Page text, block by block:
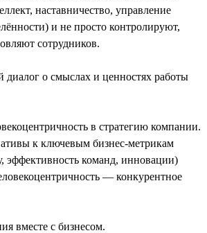
наставничество, управление
и не просто контролируют,
сотрудников.
диалог о смыслах и ценностях работы
в стратегию компании.
к ключевым бизнес-метрикам
эффективность команд, инновации)
— конкурентное
вместе с бизнесом.